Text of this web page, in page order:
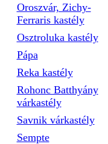
Oroszvár, Zichy-
Ferraris kastély
Osztroluka kastély
Pápa
Reka kastély
Rohonc Batthyány
várkastély
Savnik várkastély
Sempte